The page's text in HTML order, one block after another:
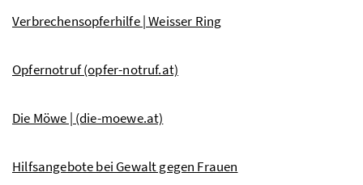
Verbrechensopferhilfe | Weisser Ring
Opfernotruf (opfer-notruf.at)
Die Möwe | (die-moewe.at)
Hilfsangebote bei Gewalt gegen Frauen